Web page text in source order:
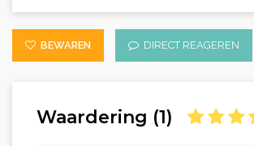
BEWAREN DIRECT REAGEREN
Waardering (1)